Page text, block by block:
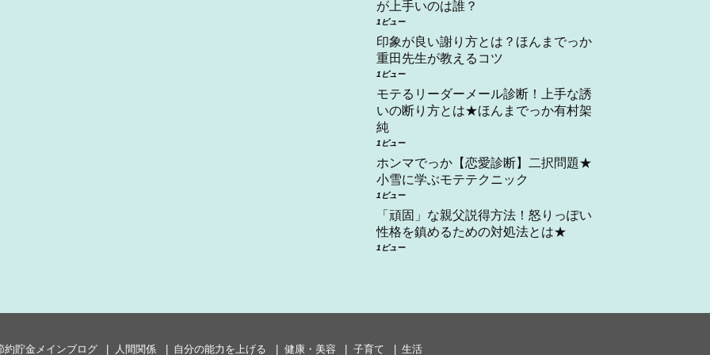
が上手いのは誰？
1ビュー
印象が良い謝り方とは？ほんまでっか
重田先生が教えるコツ
1ビュー
モテるリーダーメール診断！上手な誘
いの断り方とは★ほんまでっか有村架
純
1ビュー
ホンマでっか【恋愛診断】二択問題★
小雪に学ぶモテテクニック
1ビュー
「頑固」な親父説得方法！怒りっぽい
性格を鎮めるための対処法とは★
1ビュー
約貯金メインブログ 人間関係 自分の能力を上げる 健康・美容 子育て 生活